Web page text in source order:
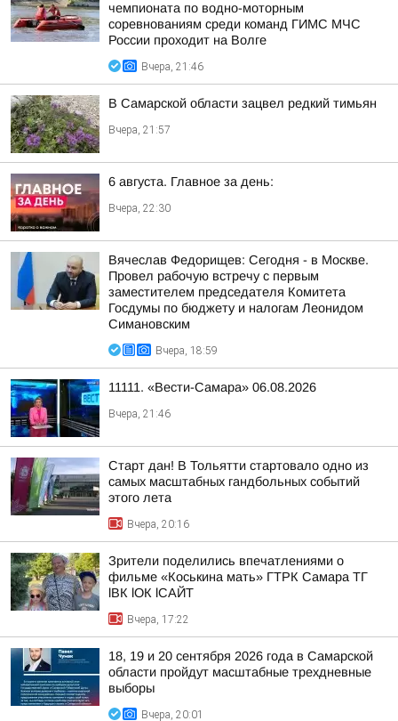
чемпионата по водно-моторным
соревнованиям среди команд ГИМС МЧС
России проходит на Волге
Вчера, 21:46
В Самарской области зацвел редкий тимьян
Вчера, 21:57
6 августа. Главное за день:
Вчера, 22:30
Вячеслав Федорищев: Сегодня - в Москве.
Провел рабочую встречу с первым
заместителем председателя Комитета
Госдумы по бюджету и налогам Леонидом
Симановским
Вчера, 18:59
11111. «Вести-Самара» 06.08.2026
Вчера, 21:46
Старт дан! В Тольятти стартовало одно из
самых масштабных гандбольных событий
этого лета
Вчера, 20:16
Зрители поделились впечатлениями о
фильме «Коськина мать» ГТРК Самара ТГ
lВК lОК lСАЙТ
Вчера, 17:22
18, 19 и 20 сентября 2026 года в Самарской
области пройдут масштабные трехдневные
выборы
Вчера, 20:01